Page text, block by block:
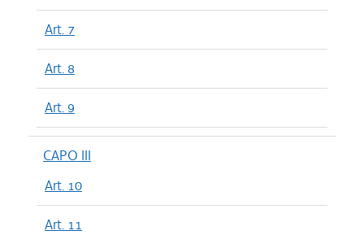
Art. 7
Art. 8
Art. 9
CAPO III
Art. 10
Art. 11